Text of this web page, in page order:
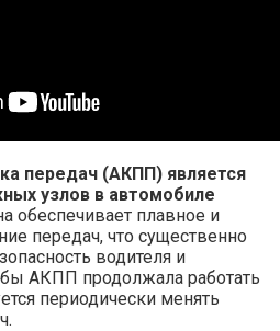
передач (АКПП) является
узлов в автомобиле
обеспечивает плавное и
передач, что существенно
водителя и
АКПП продолжала работать
периодически менять